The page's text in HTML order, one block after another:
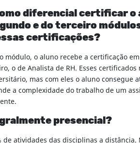
diferencial certificar o
e do terceiro
certificações?
módulo, o aluno recebe a certificação
o de Analista de RH. Esses
mas com eles o aluno consegue
a complexidade do trabalho de um
presencial?
de atividades das disciplinas a distância.